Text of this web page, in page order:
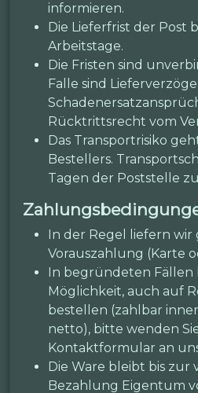
informieren.
Die Lieferfrist der Post
Arbeitstage.
Die Fristen sind
Falle sind
Rücktrittsrecht vom
Das Transportrisiko
Bestellers.
Tagen der Poststelle
In der Regel liefern wir
Vorauszahlung (Karte
In begründeten Fällen
Möglichkeit, auch auf
bestellen (zahlbar
netto), bitte wenden
Kontaktformular an
Die Ware bleibt bis zur
Bezahlung Eigentum